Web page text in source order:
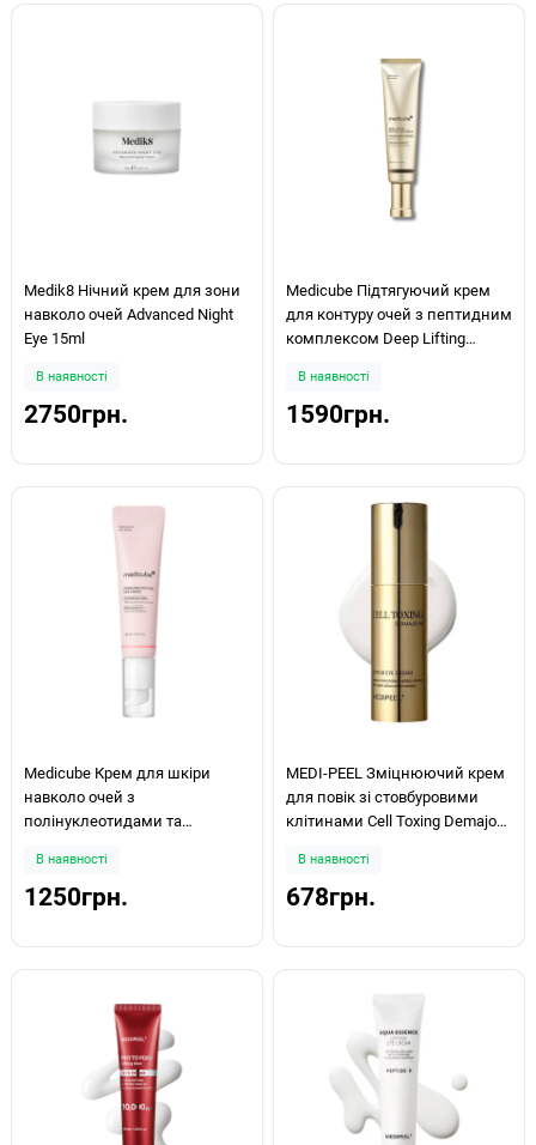
Medik8 Нічний крем для зони
навколо очей Advanced Night
Eye 15ml
В наявності
2750грн.
Medicube Підтягуючий крем
для контуру очей з пептидним
комплексом Deep Lifting
В наявності
1590грн.
Medicube Крем для шкіри
навколо очей з
полінуклеотидами та
Eye Cream 30мл
В наявності
1250грн.
MEDI-PEEL Зміцнюючий крем
для повік зі стовбуровими
клітинами Cell Toxing Demajour
В наявності
678грн.